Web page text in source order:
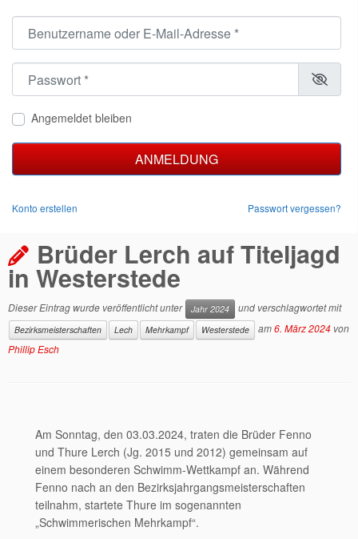
Angemeldet bleiben
ANMELDUNG
Konto erstellen Passwort vergessen?
Brüder Lerch auf Titeljagd
in Westerstede
Dieser Eintrag wurde veröffentlicht unter Jahr 2024 und verschlagwortet mit
Bezirksmeisterschaften Lech Mehrkampf Westerstede am6. März 2024 von
Phillip Esch
Am Sonntag, den 03.03.2024, traten die Brüder Fenno
und Thure Lerch (Jg. 2015 und 2012) gemeinsam auf
einem besonderen Schwimm-Wettkampf an. Während
Fenno nach an den Bezirksjahrgangsmeisterschaften
teilnahm, startete Thure im sogenannten
„Schwimmerischen Mehrkampf“.